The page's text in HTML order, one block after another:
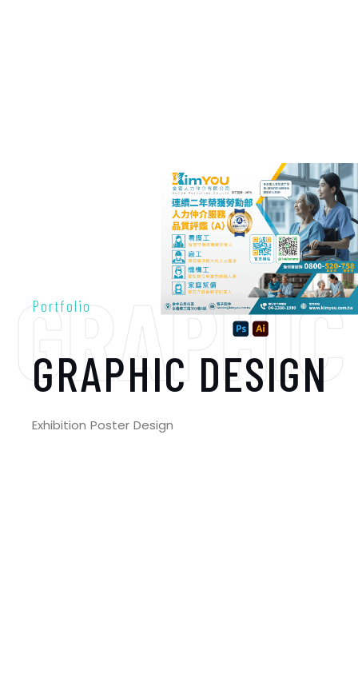
Portfolio
GRAPHIC DESIGN
Exhibition Poster Design
GRAPHIC